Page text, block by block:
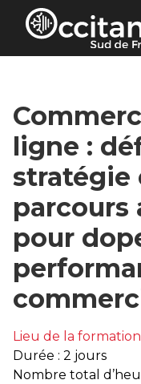
Panneau de
ligne :
stratégie
parcours
pour
Lieu de la
Durée : 2 jours
Nombre total